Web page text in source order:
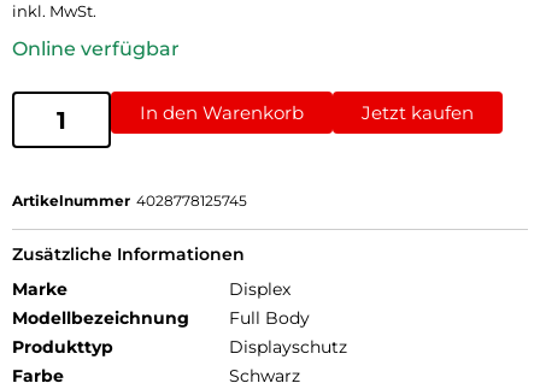
inkl. MwSt.
Online verfügbar
In den Warenkorb Jetzt kaufen
Artikelnummer 4028778125745
Zusätzliche Informationen
Marke
Displex
Modellbezeichnung
Full Body
Produkttyp
Displayschutz
Farbe
Schwarz